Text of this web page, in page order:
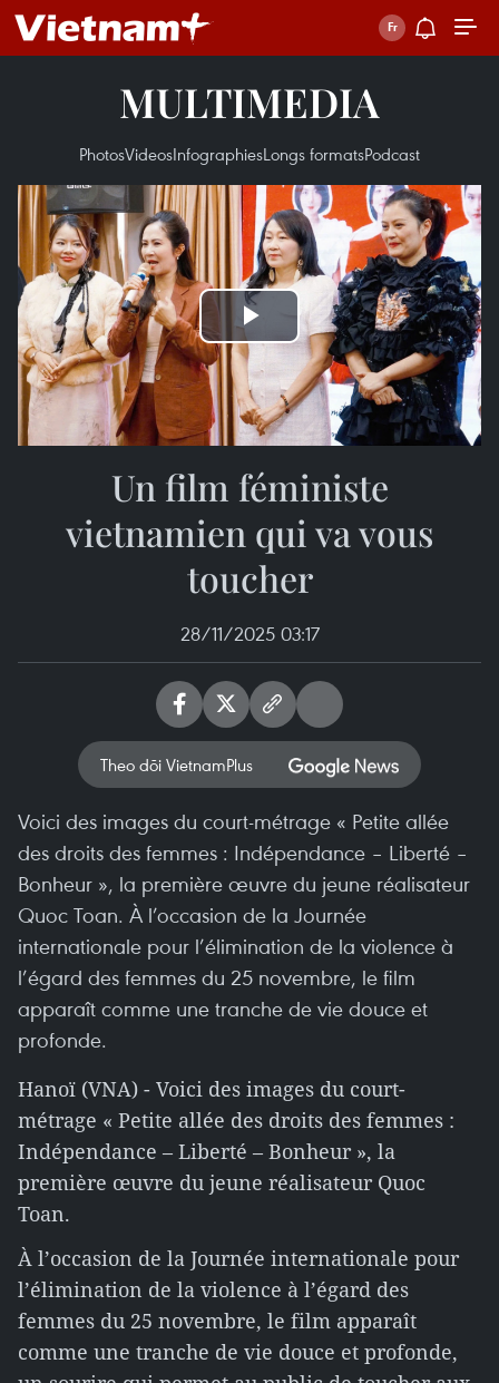
MULTIMEDIA
PhotosVideosInfographiesLongs formatsPodcast
Play
Video
Un film féministe
vietnamien qui va vous
toucher
28/11/2025 03:17
Theo dõi VietnamPlus
Voici des images du court-métrage « Petite allée
des droits des femmes : Indépendance – Liberté –
Bonheur », la première œuvre du jeune réalisateur
Quoc Toan. À l’occasion de la Journée
internationale pour l’élimination de la violence à
l’égard des femmes du 25 novembre, le film
apparaît comme une tranche de vie douce et
profonde.
Hanoï (VNA) - Voici des images du court-
métrage « Petite allée des droits des femmes :
Indépendance – Liberté – Bonheur », la
première œuvre du jeune réalisateur Quoc
Toan.
À l’occasion de la Journée internationale pour
l’élimination de la violence à l’égard des
femmes du 25 novembre, le film apparaît
comme une tranche de vie douce et profonde,